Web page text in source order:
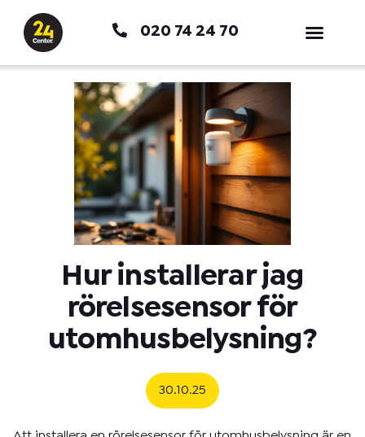
innehåll
020 74 24 70
Hur installerar jag
rörelsesensor för
utomhusbelysning?
30.10.25